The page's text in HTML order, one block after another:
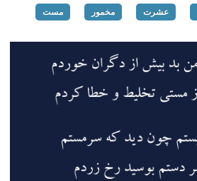
عشرت مخمور مست